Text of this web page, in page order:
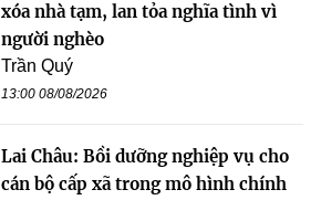
xóa nhà tạm, lan tỏa nghĩa tình vì
người nghèo
Trần Quý
13:00 08/08/2026
Lai Châu: Bồi dưỡng nghiệp vụ cho
cán bộ cấp xã trong mô hình chính